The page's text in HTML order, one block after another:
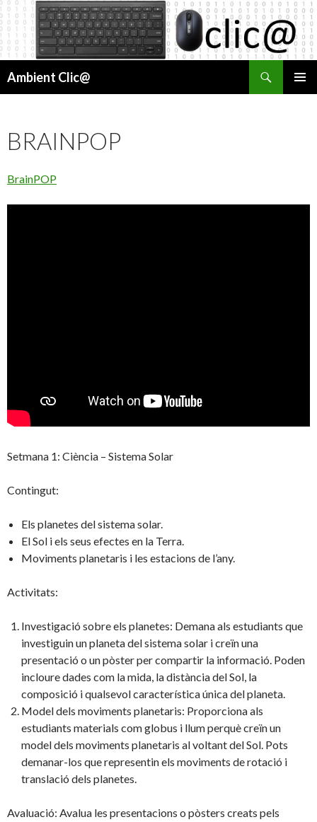
Ambient Clic@
BRAINPOP
BrainPOP
Setmana 1: Ciència – Sistema Solar
Contingut:
Els planetes del sistema solar.
El Sol i els seus efectes en la Terra.
Moviments planetaris i les estacions de l’any.
Activitats:
Investigació sobre els planetes: Demana als estudiants que
investiguin un planeta del sistema solar i creïn una
presentació o un pòster per compartir la informació. Poden
incloure dades com la mida, la distància del Sol, la
composició i qualsevol característica única del planeta.
Model dels moviments planetaris: Proporciona als
estudiants materials com globus i llum perquè creïn un
model dels moviments planetaris al voltant del Sol. Pots
demanar-los que representin els moviments de rotació i
translació dels planetes.
Avaluació: Avalua les presentacions o pòsters creats pels